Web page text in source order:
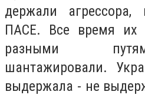
держали агрессора,
ПАСЕ. Все время их
разными
шантажировали.
выдержала - не